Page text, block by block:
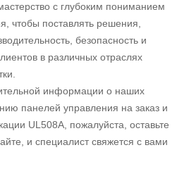
с глубоким пониманием
чтобы поставлять решения,
безопасность и
в различных отраслях
информации о наших
панелей управления на заказ и
UL508A, пожалуйста, оставьте
и специалист свяжется с вами